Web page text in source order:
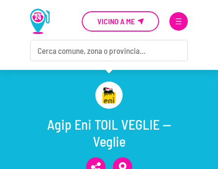
VICINO A ME
Agip Eni TOIL VEGLIE —
Veglie